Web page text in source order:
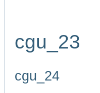
cgu_23
cgu_24